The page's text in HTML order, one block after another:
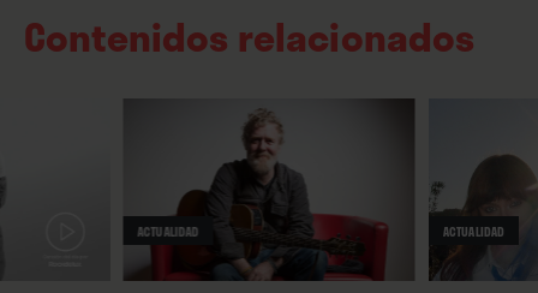
Contenidos relacionados
ACTUALIDAD ACTUALIDAD